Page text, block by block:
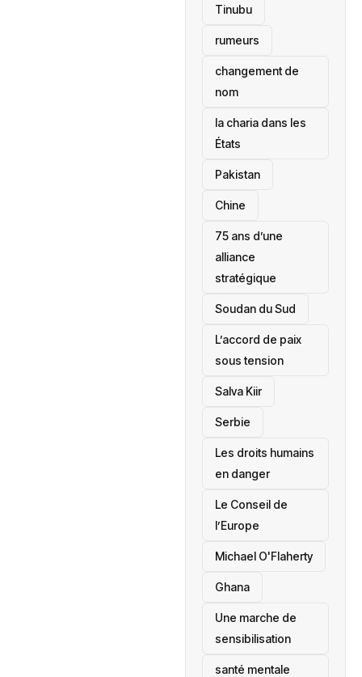
Tinubu
rumeurs
changement de
nom
la charia dans les
États
‎Pakistan
Chine
75 ans d’une
alliance
stratégique
‎Soudan du Sud
L’accord de paix
sous tension
Salva Kiir
‎Serbie
Les droits humains
en danger
‎Le Conseil de
l’Europe
Michael O'Flaherty
‎Ghana
Une marche de
sensibilisation
santé mentale